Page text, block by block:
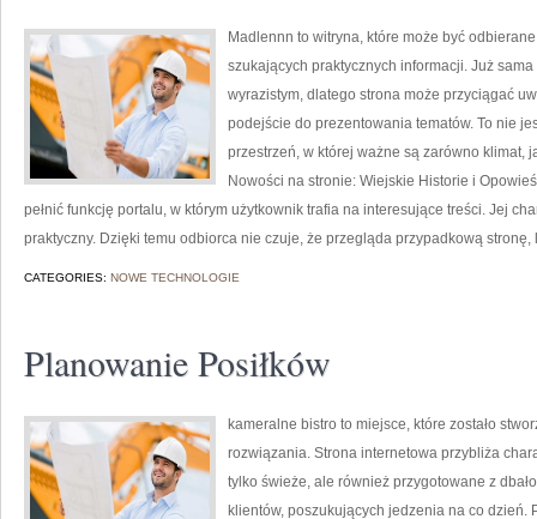
Madlennn to witryna, które może być
szukających praktycznych informacji. Już
wyrazistym, dlatego strona może przyciągać
podejście do prezentowania tematów. To nie
przestrzeń, w której ważne są zarówno klimat,
Nowości na stronie: Wiejskie Historie i
pełnić funkcję portalu, w którym użytkownik trafia na interesujące treści. Jej
praktyczny. Dzięki temu odbiorca nie czuje, że przegląda przypadkową stronę,
CATEGORIES: NOWE TECHNOLOGIE
Planowanie Posiłków
kameralne bistro to miejsce, które zostało
rozwiązania. Strona internetowa przybliża
tylko świeże, ale również przygotowane z
klientów, poszukujących jedzenia na co dzień.